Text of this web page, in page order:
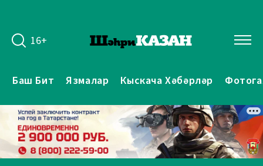
16+
Баш Бит Язмалар Кыскача Хәбәрләр